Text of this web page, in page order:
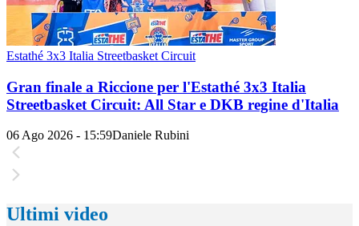
Estathé 3x3 Italia Streetbasket Circuit
Gran finale a Riccione per l'Estathé 3x3 Italia
Streetbasket Circuit: All Star e DKB regine d'Italia
06 Ago 2026 - 15:59Daniele Rubini
Ultimi video